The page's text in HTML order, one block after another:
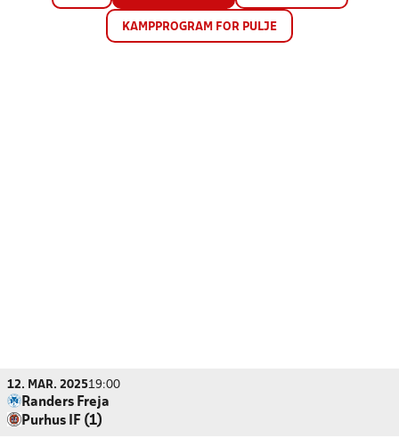
KAMPPROGRAM FOR PULJE
12. MAR. 202519:00
Randers Freja
Purhus IF (1)